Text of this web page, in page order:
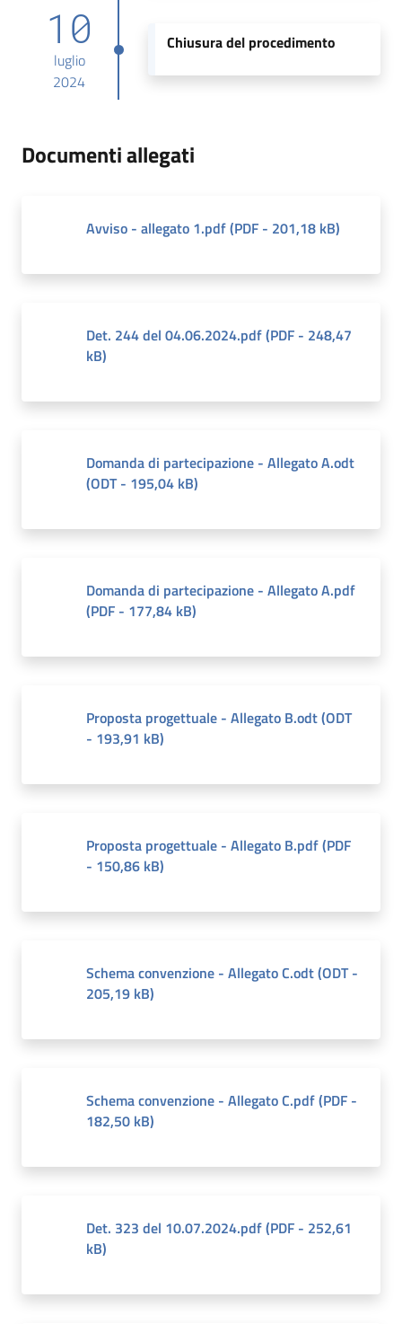
10
luglio
2024
Chiusura del procedimento
Documenti allegati
Avviso - allegato 1.pdf(PDF - 201,18 kB)
Det. 244 del 04.06.2024.pdf(PDF - 248,47
kB)
Domanda di partecipazione - Allegato A.odt
(ODT- 195,04 kB)
Domanda di partecipazione - Allegato A.pdf
(PDF - 177,84 kB)
Proposta progettuale - Allegato B.odt(ODT
- 193,91 kB)
Proposta progettuale - Allegato B.pdf(PDF
- 150,86 kB)
Schema convenzione - Allegato C.odt(ODT-
205,19 kB)
Schema convenzione - Allegato C.pdf(PDF -
182,50 kB)
Det. 323 del 10.07.2024.pdf(PDF - 252,61
kB)